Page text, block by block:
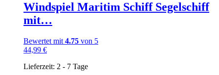
Windspiel Maritim Schiff Segelschiff
mit…
Bewertet mit 4.75 von 5
44,99 €
Lieferzeit: 2 - 7 Tage